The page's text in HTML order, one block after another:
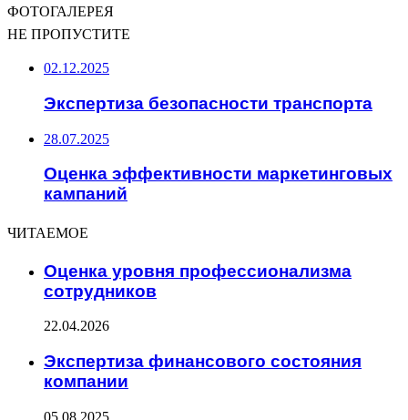
ФОТОГАЛЕРЕЯ
НЕ ПРОПУСТИТЕ
02.12.2025
Экспертиза безопасности транспорта
28.07.2025
Оценка эффективности маркетинговых
кампаний
ЧИТАЕМОЕ
Оценка уровня профессионализма
сотрудников
22.04.2026
Экспертиза финансового состояния
компании
05.08.2025